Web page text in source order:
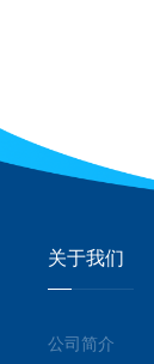
关于我们
公司简介